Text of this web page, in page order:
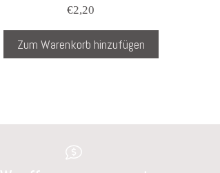
€2,20
Zum Warenkorb hinzufügen